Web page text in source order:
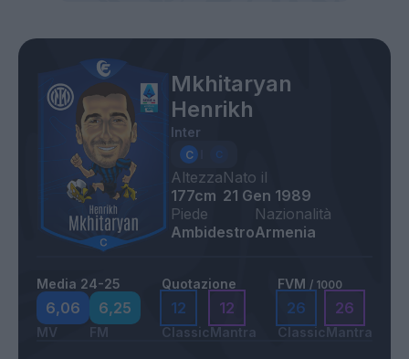
Mkhitaryan
Henrikh
Inter
Altezza
177cm
Nato il
21 Gen 1989
Piede
Ambidestro
Nazionalità
Armenia
Media 24-25
6,06
MV
6,25
FM
Quotazione
12
Classic
12
Mantra
FVM / 1000
26
Classic
26
Mantra